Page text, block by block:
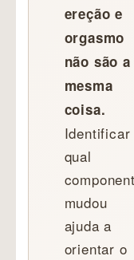
ereção e
orgasmo
não são a
mesma
coisa.
Identificar
qual
mudou
ajuda a
orientar o